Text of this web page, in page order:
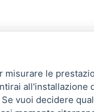
le
all'installazione
vuoi decidere